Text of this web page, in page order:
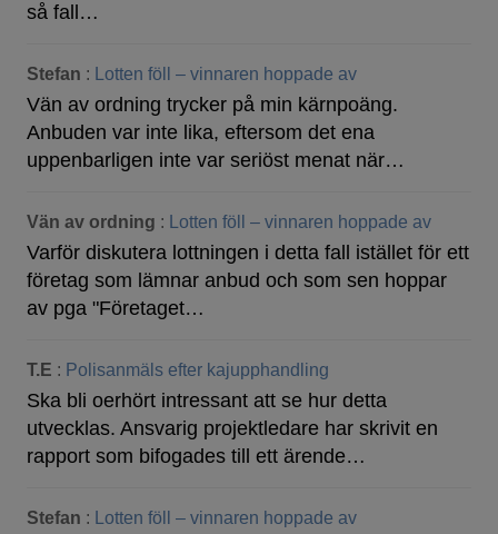
så fall…
Stefan : Lotten föll – vinnaren hoppade av
Vän av ordning trycker på min kärnpoäng.
Anbuden var inte lika, eftersom det ena
uppenbarligen inte var seriöst menat när…
Vän av ordning : Lotten föll – vinnaren hoppade av
Varför diskutera lottningen i detta fall istället för ett
företag som lämnar anbud och som sen hoppar
av pga "Företaget…
T.E : Polisanmäls efter kajupphandling
Ska bli oerhört intressant att se hur detta
utvecklas. Ansvarig projektledare har skrivit en
rapport som bifogades till ett ärende…
Stefan : Lotten föll – vinnaren hoppade av